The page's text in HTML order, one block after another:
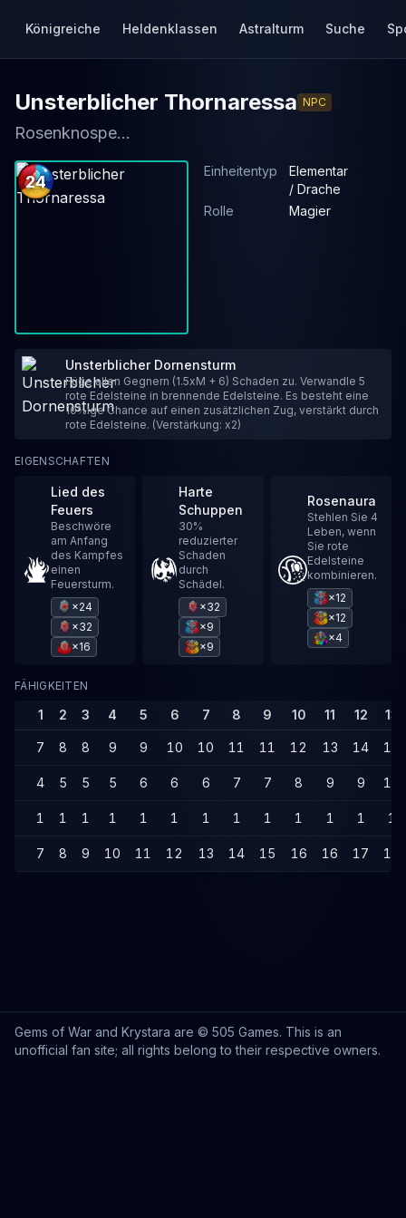
Königreiche Heldenklassen Astralturm Suche
Unsterblicher Thornaressa NPC
Rosenknospe...
24
Einheitentyp
Elementar
/ Drache
Rolle
Magier
Unsterblicher Dornensturm
Füge allen Gegnern (1.5xM + 6) Schaden zu. Verwandle 5
rote Edelsteine in brennende Edelsteine. Es besteht eine
10%ige Chance auf einen zusätzlichen Zug, verstärkt durch
rote Edelsteine. (Verstärkung: x2)
EIGENSCHAFTEN
Lied des
Feuers
Beschwöre
am Anfang
des Kampfes
einen
Feuersturm.
×24
×32
×16
Harte
Schuppen
30%
reduzierter
Schaden
durch
Schädel.
×32
×9
×9
Rosenaura
Stehlen Sie 4
Leben, wenn
Sie rote
Edelsteine
kombinieren.
×12
×12
×4
FÄHIGKEITEN
1 2 3 4 5 6 7 8 9 10 11 12 13
7 8 8 9 9 10 10 11 11 12 13 14 14
4 5 5 5 6 6 6 7 7 8 9 9 10
1 1 1 1 1 1 1 1 1 1 1 1 1
7 8 9 10 11 12 13 14 15 16 16 17 18
Gems of War and Krystara are © 505 Games. This is an
unofficial fan site; all rights belong to their respective owners.